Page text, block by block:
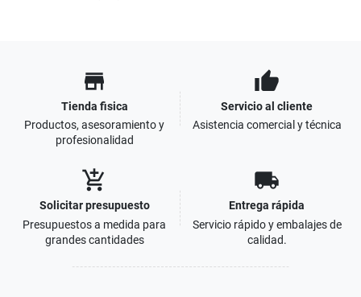
store
Tienda fisica
Productos, asesoramiento y
profesionalidad
thumb_up
Servicio al cliente
Asistencia comercial y técnica
add_shopping_cart
Solicitar presupuesto
Presupuestos a medida para
grandes cantidades
local_shipping
Entrega rápida
Servicio rápido y embalajes de
calidad.